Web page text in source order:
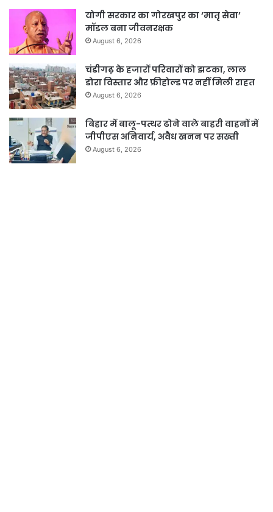
योगी सरकार का गोरखपुर का ‘मातृ सेवा’
मॉडल बना जीवनरक्षक
August 6, 2026
चंडीगढ़ के हजारों परिवारों को झटका, लाल
डोरा विस्तार और फ्रीहोल्ड पर नहीं मिली राहत
August 6, 2026
बिहार में बालू-पत्थर ढोने वाले बाहरी वाहनों में
जीपीएस अनिवार्य, अवैध खनन पर सख्ती
August 6, 2026